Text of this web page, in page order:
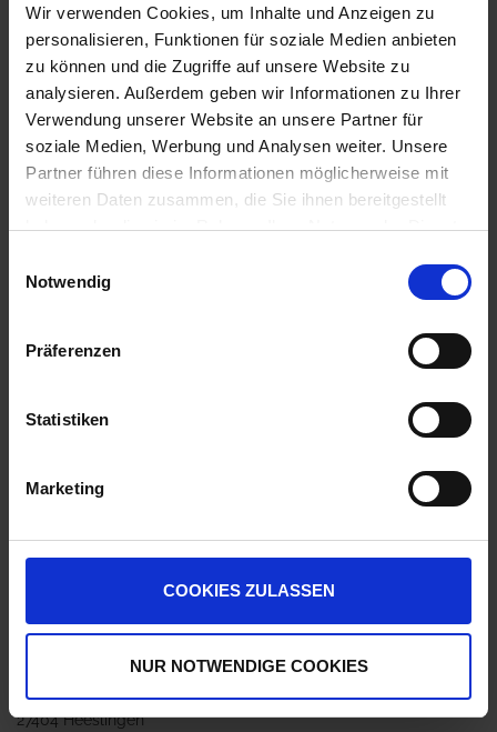
Wir verwenden Cookies, um Inhalte und Anzeigen zu
personalisieren, Funktionen für soziale Medien anbieten
zu können und die Zugriffe auf unsere Website zu
analysieren. Außerdem geben wir Informationen zu Ihrer
Verwendung unserer Website an unsere Partner für
soziale Medien, Werbung und Analysen weiter. Unsere
Partner führen diese Informationen möglicherweise mit
weiteren Daten zusammen, die Sie ihnen bereitgestellt
haben oder die sie im Rahmen Ihrer Nutzung der Dienste
Notwendig
Präferenzen
Statistiken
Marketing
COOKIES ZULASSEN
NUR NOTWENDIGE COOKIES
Anmelden für Ihren persönlichen Preis
18,49 € / St
18,49 € pro 1 Stück
22,00 €
inkl. 19% MwSt.,zzgl. Versandkosten
Lieferung voraussichtlich ab Mittwoch, 12. August 2026
Menge
ZUR VERGLEICHSLISTE HINZUFÜGEN
Wilhelm Fricke SE
Zum Kreuzkamp 7
27404 Heeslingen